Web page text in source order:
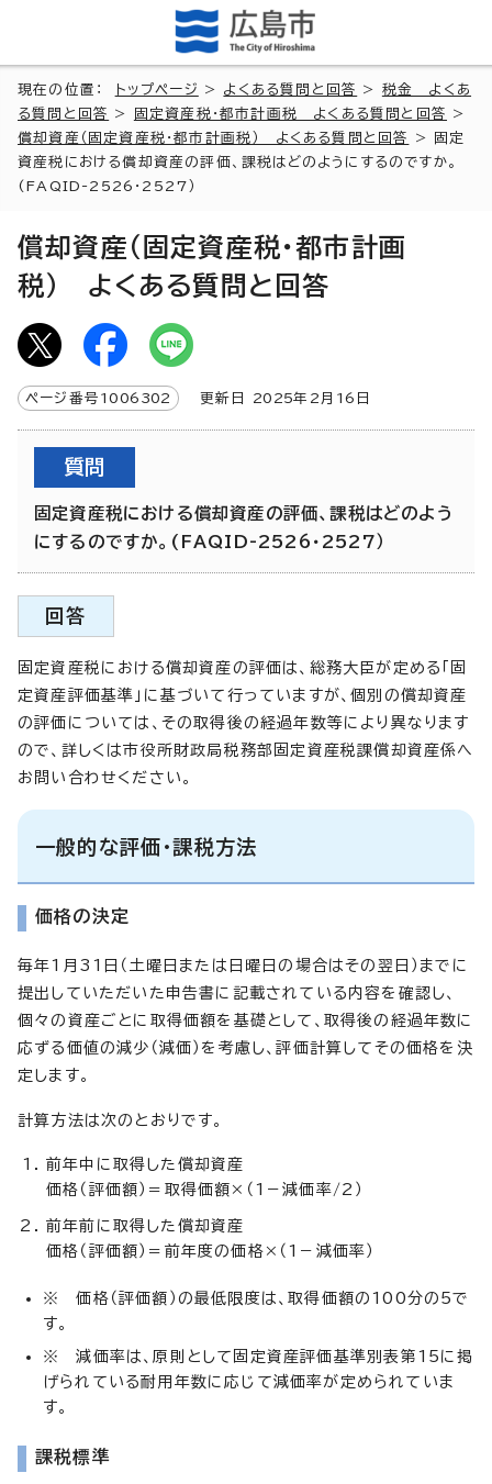
現在の位置： トップページ > よくある質問と回答 > 税金 よくあ
る質問と回答
> 固定資産税・都市計画税 よくある質問と回答
>
償却資産（固定資産税・都市計画税） よくある質問と回答
> 固定
資産税における償却資産の評価、課税はどのようにするのですか。
(FAQID-2526・2527）
償却資産（固定資産税・都市計画
税） よくある質問と回答
ページ番号 1006302 更新日 2025年2月 16 日
質問
固定資産税における償却資産の評価、課税はどのよう
にするのですか。(FAQID-2526・2527）
回答
固定資産税における償却資産の評価は、総務大臣が定める「固
定資産評価基準」に基づいて行っていますが、個別の償却資産
の評価については、その取得後の経過年数等により異なります
ので、詳しくは市役所財政局税務部固定資産税課償却資産係へ
お問い合わせください。
一般的な評価・課税方法
価格の決定
毎年1月31日（土曜日または日曜日の場合はその翌日）までに
提出していただいた申告書に記載されている内容を確認し、
個々の資産ごとに取得価額を基礎として、取得後の経過年数に
応ずる価値の減少（減価）を考慮し、評価計算してその価格を決
定します。
計算方法は次のとおりです。
前年中に取得した償却資産
価格（評価額）＝取得価額×（1－減価率/2）
前年前に取得した償却資産
価格（評価額）＝前年度の価格×（1－減価率）
※ 価格（評価額）の最低限度は、取得価額の100分の5で
す。
※ 減価率は、原則として固定資産評価基準別表第15に掲
げられている耐用年数に応じて減価率が定められていま
す。
課税標準